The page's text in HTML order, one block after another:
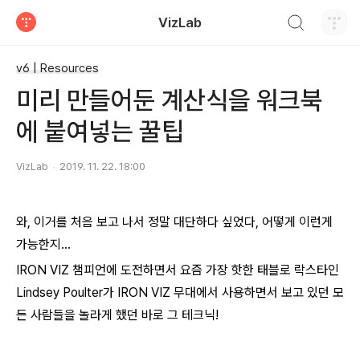
VizLab
v6 | Resources
미리 만들어둔 계산식을 워크북
에 붙여넣는 꿀팁
VizLab 2019. 11. 22. 18:00
와, 이거를 처음 보고 나서 정말 대단하다 싶었다, 어떻게 이런게
가능한지...
IRON VIZ 챔피언에 도전하면서 요즘 가장 핫한 태블로 락스타인
Lindsey Poulter가 IRON VIZ 무대에서 사용하면서 보고 있던 모
든 사람들을 놀라게 했던 바로 그 테크닉!